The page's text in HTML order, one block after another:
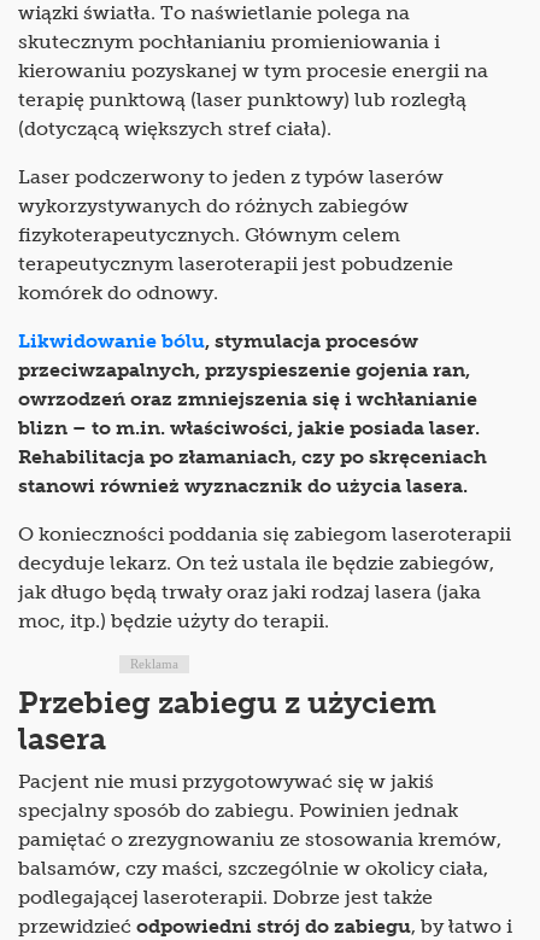
wiązki światła. To naświetlanie polega na
skutecznym pochłanianiu promieniowania i
kierowaniu pozyskanej w tym procesie energii na
terapię punktową (laser punktowy) lub rozległą
(dotyczącą większych stref ciała).
Laser podczerwony to jeden z typów laserów
wykorzystywanych do różnych zabiegów
fizykoterapeutycznych. Głównym celem
terapeutycznym laseroterapii jest pobudzenie
komórek do odnowy.
Likwidowanie bólu, stymulacja procesów
przeciwzapalnych, przyspieszenie gojenia ran,
owrzodzeń oraz zmniejszenia się i wchłanianie
blizn – to m.in. właściwości, jakie posiada laser.
Rehabilitacja po złamaniach, czy po skręceniach
stanowi również wyznacznik do użycia lasera.
O konieczności poddania się zabiegom laseroterapii
decyduje lekarz. On też ustala ile będzie zabiegów,
jak długo będą trwały oraz jaki rodzaj lasera (jaka
moc, itp.) będzie użyty do terapii.
Reklama
Przebieg zabiegu z użyciem
lasera
Pacjent nie musi przygotowywać się w jakiś
specjalny sposób do zabiegu. Powinien jednak
pamiętać o zrezygnowaniu ze stosowania kremów,
balsamów, czy maści, szczególnie w okolicy ciała,
podlegającej laseroterapii. Dobrze jest także
przewidzieć odpowiedni strój do zabiegu, by łatwo i